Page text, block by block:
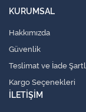
KURUMSAL
Hakkımızda
Güvenlik
Teslimat ve İade
Kargo Seçenekleri
İLETİŞİM